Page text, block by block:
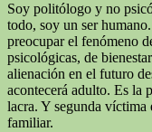
Soy politólogo y no
todo, soy un ser
preocupar el fenómeno
psicológicas, de
alienación en el futuro
acontecerá adulto. Es la
lacra. Y segunda
familiar.